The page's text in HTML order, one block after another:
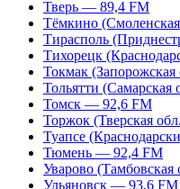
Тверь — 89,4 FM
Тёмкино
Тирасполь
Тихорецк
Токмак
Тольятти
Томск — 92,6 FM
Торжок (Тверская
Туапсе
Тюмень — 92,4 FM
Уварово
Ульяновск — 93,6 FM